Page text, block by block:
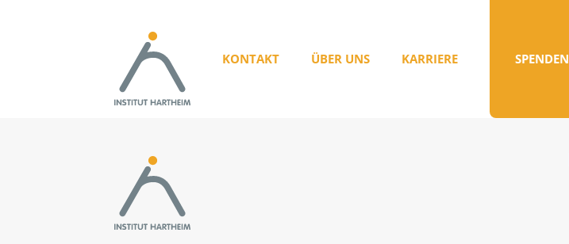
KONTAKT ÜBER UNS KARRIERE SPENDEN